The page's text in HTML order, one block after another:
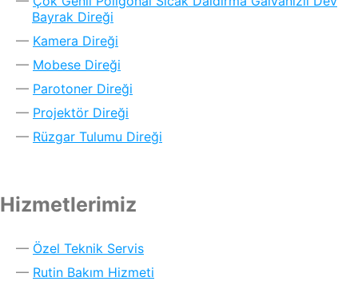
Bayrak Direği
Kamera Direği
Mobese Direği
Parotoner Direği
Projektör Direği
Rüzgar Tulumu Direği
Hizmetlerimiz
Özel Teknik Servis
Rutin Bakım Hizmeti